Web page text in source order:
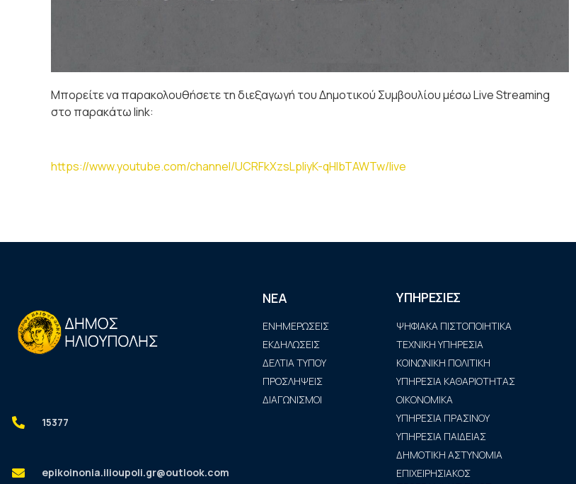
Μπορείτε να παρακολουθήσετε τη διεξαγωγή του Δημοτικού Συμβουλίου μέσω Live Streaming
στο παρακάτω link:
https://www.youtube.com/channel/UCRFkXzsLpIiyK-qHlbTAWTw/live
15377
epikoinonia.ilioupoli.gr@outlook.com
ΝΕΑ
ΕΝΗΜΕΡΩΣΕΙΣ
ΕΚΔΗΛΩΣΕΙΣ
ΔΕΛΤΙΑ ΤΥΠΟΥ
ΠΡΟΣΛΗΨΕΙΣ
ΔΙΑΓΩΝΙΣΜΟΙ
ΥΠΗΡΕΣΙΕΣ
ΨΗΦΙΑΚΑ ΠΙΣΤΟΠΟΙΗΤΙΚΑ
ΤΕΧΝΙΚΗ ΥΠΗΡΕΣΙΑ
ΚΟΙΝΩΝΙΚΗ ΠΟΛΙΤΙΚΗ
ΥΠΗΡΕΣΙΑ ΚΑΘΑΡΙΟΤΗΤΑΣ
ΟΙΚΟΝΟΜΙΚΑ
ΥΠΗΡΕΣΙΑ ΠΡΑΣΙΝΟΥ
ΥΠΗΡΕΣΙΑ ΠΑΙΔΕΙΑΣ
ΔΗΜΟΤΙΚΗ ΑΣΤΥΝΟΜΙΑ
ΕΠΙΧΕΙΡΗΣΙΑΚΟΣ